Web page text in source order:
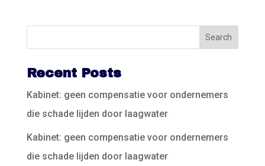
Recent Posts
Kabinet: geen compensatie voor ondernemers
die schade lijden door laagwater
Kabinet: geen compensatie voor ondernemers
die schade lijden door laagwater